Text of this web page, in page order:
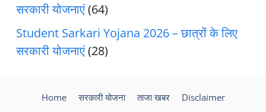
सरकारी योजनाएं(64)
Student Sarkari Yojana 2026 – छात्रों के लिए
सरकारी योजनाएं(28)
Home सरकारी योजना ताजा खबर
Disclaimer